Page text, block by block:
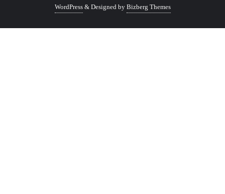
WordPress & Designed by Bizberg Themes